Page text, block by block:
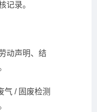
记录。
动声明、结
气 / 固废检测